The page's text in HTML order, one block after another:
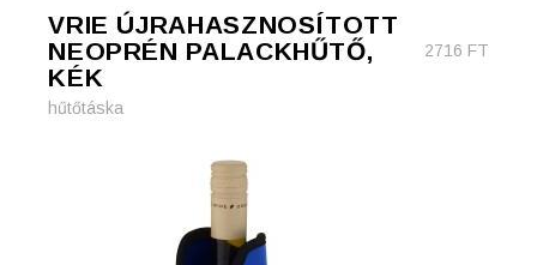
VRIE ÚJRAHASZNOSÍTOTT
NEOPRÉN PALACKHŰTŐ,
KÉK
2716 FT
hűtőtáska